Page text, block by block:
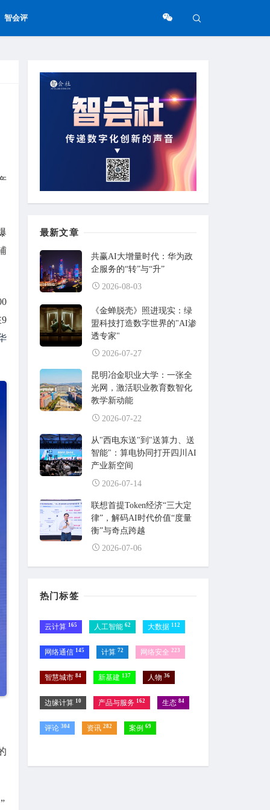
智会评
”
最新文章
共赢AI大增量时代：华为政
企服务的“转”与“升”
2026-08-03
《金蝉脱壳》照进现实：绿
盟科技打造数字世界的"AI渗
透专家"
2026-07-27
昆明冶金职业大学：一张全
光网，激活职业教育数智化
教学新动能
2026-07-22
从"西电东送"到"送算力、送
智能"：算电协同打开四川AI
产业新空间
2026-07-14
联想首提Token经济“三大定
律”，解码AI时代价值“度量
衡”与奇点跨越
2026-07-06
热门标签
云计算 165 人工智能 62 大数据 112
网络通信 145 计算 72 网络安全 223
智慧城市 84 新基建 137 人物 36
边缘计算 10 产品与服务 162 生态 84
评论 304 资讯 282 案例 69